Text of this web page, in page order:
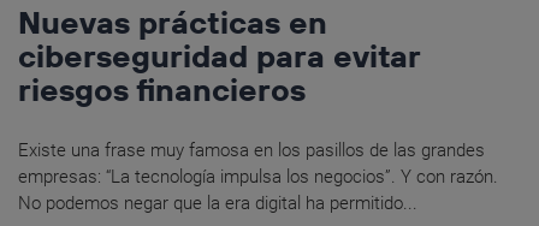
Nuevas prácticas en
ciberseguridad para evitar
riesgos financieros
Existe una frase muy famosa en los pasillos de las grandes
empresas: “La tecnología impulsa los negocios”. Y con razón.
No podemos negar que la era digital ha permitido...